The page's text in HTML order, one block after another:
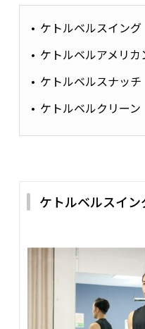
ケトルベルスイング
ケトルベルアメリ
ケトルベルスナッチ
ケトルベルクリーン
ケトルベルスイン